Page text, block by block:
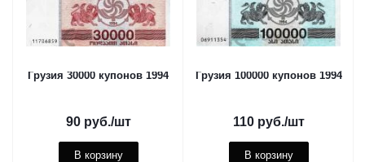
Грузия 30000 купонов 1994
90руб./шт
В корзину
Грузия 100000 купонов 1994
110руб./шт
В корзину